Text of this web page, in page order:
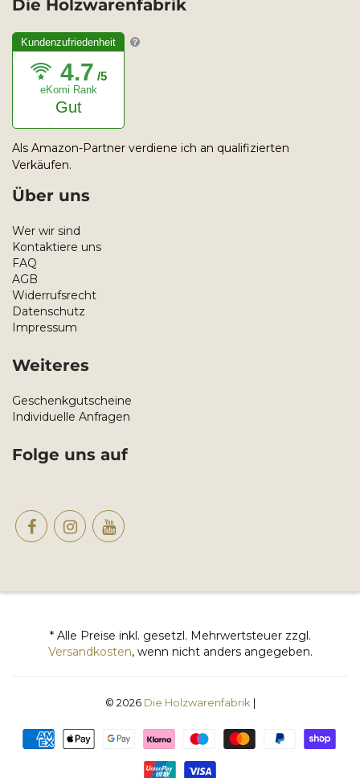
Die Holzwarenfabrik
Kundenzufriedenheit
4.7 /5
eKomi Rank
Gut
Als Amazon-Partner verdiene ich an qualifizierten
Verkäufen.
Über uns
Wer wir sind
Kontaktiere uns
FAQ
AGB
Widerrufsrecht
Datenschutz
Impressum
Weiteres
Geschenkgutscheine
Individuelle Anfragen
Folge uns auf
* Alle Preise inkl. gesetzl. Mehrwertsteuer zzgl.
Versandkosten, wenn nicht anders angegeben.
© 2026 Die Holzwarenfabrik |